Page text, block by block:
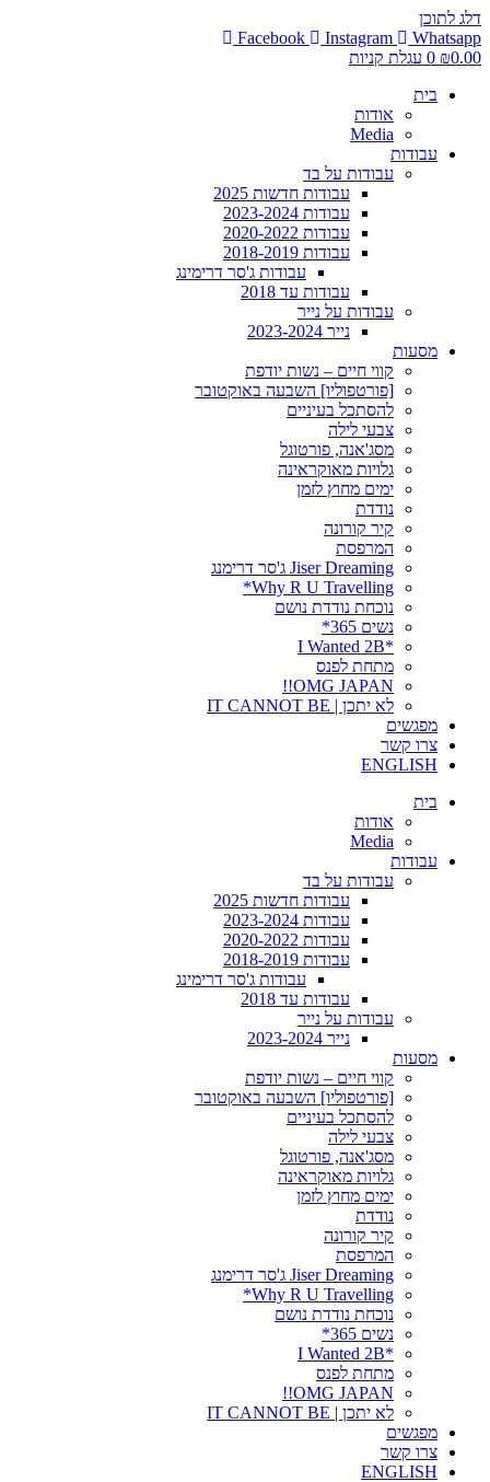
דלג לתוכן
Facebook
Instagram
Whatsapp
₪0.00
0 עגלת קניות
בית
אודות
Media
עבודות
עבודות על בד
עבודות חדשות 2025
עבודות 2023-2024
עבודות 2020-2022
עבודות 2018-2019
עבודות ג'סר דרימינג
עבודות עד 2018
עבודות על נייר
נייר 2023-2024
מסעות
קווי חיים – נשות יודפת
[פורטפוליו] השבעה באוקטובר
להסתכל בעיניים
צבעי לילה
מסג'אנה, פורטוגל
גלויות מאוקראינה
ימים מחוץ לזמן
נודדת
קיר קורונה
המרפסת
Jiser Dreaming ג'סר דרימנג
Why R U Travelling*
נוכחת נודדת נושם
נשים 365*
*I Wanted 2B
מתחת לפנס
OMG JAPAN!!
לא יתכן | IT CANNOT BE
מפגשים
צרו קשר
ENGLISH
בית
אודות
Media
עבודות
עבודות על בד
עבודות חדשות 2025
עבודות 2023-2024
עבודות 2020-2022
עבודות 2018-2019
עבודות ג'סר דרימינג
עבודות עד 2018
עבודות על נייר
נייר 2023-2024
מסעות
קווי חיים – נשות יודפת
[פורטפוליו] השבעה באוקטובר
להסתכל בעיניים
צבעי לילה
מסג'אנה, פורטוגל
גלויות מאוקראינה
ימים מחוץ לזמן
נודדת
קיר קורונה
המרפסת
Jiser Dreaming ג'סר דרימנג
Why R U Travelling*
נוכחת נודדת נושם
נשים 365*
*I Wanted 2B
מתחת לפנס
OMG JAPAN!!
לא יתכן | IT CANNOT BE
מפגשים
צרו קשר
ENGLISH